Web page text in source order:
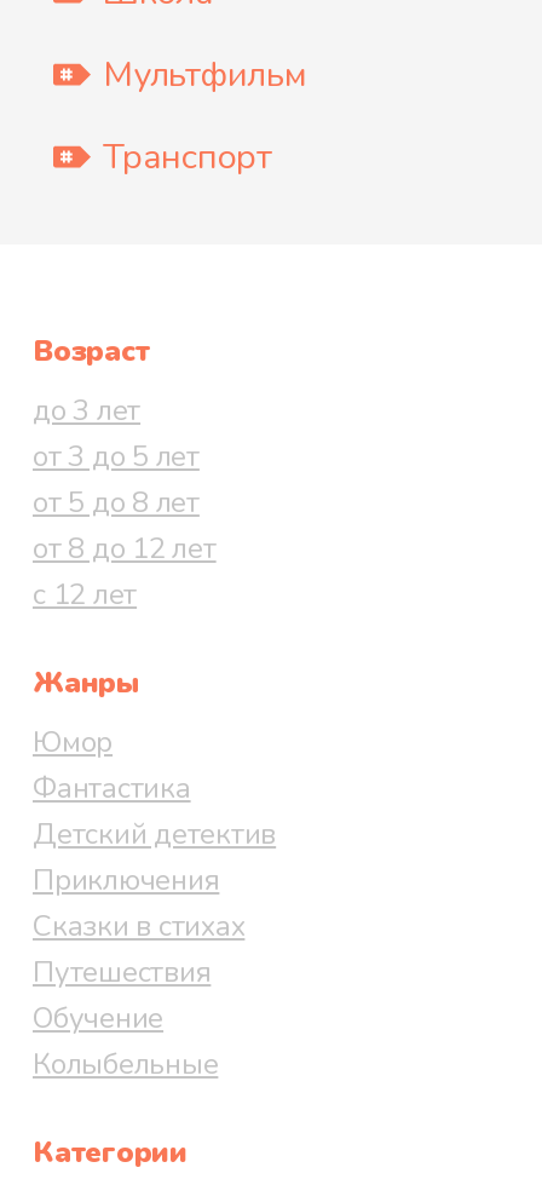
Мультфильм
Транспорт
Возраст
до 3 лет
от 3 до 5 лет
от 5 до 8 лет
от 8 до 12 лет
с 12 лет
Жанры
Юмор
Фантастика
Детский детектив
Приключения
Сказки в стихах
Путешествия
Обучение
Колыбельные
Категории